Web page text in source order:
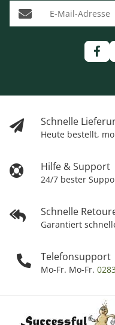
Schnelle
Heute bestellt,
Hilfe & Support
24/7 bester
Schnelle
Garantiert
Telefonsupport
Mo-Fr. Mo-Fr.
E-Mail-Adresse